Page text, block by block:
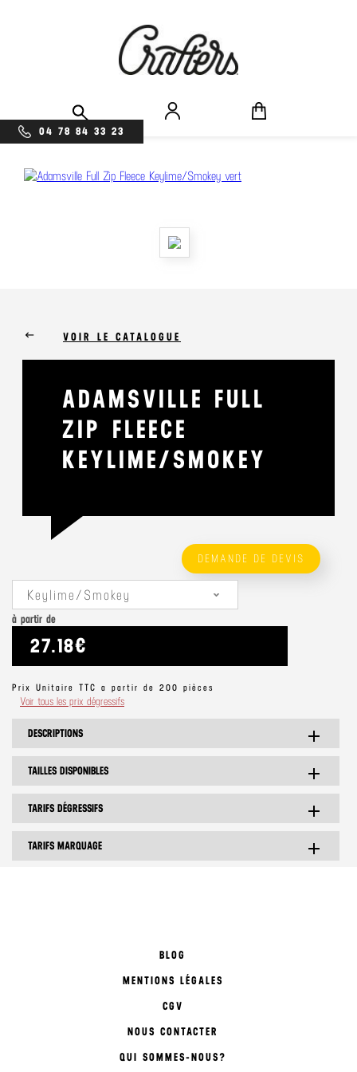
04 78 84 33 23
keyboard_backspace VOIR LE CATALOGUE
ADAMSVILLE FULL
ZIP FLEECE
KEYLIME/SMOKEY
DEMANDE DE DEVIS
Keylime/Smokey
à partir de
27.18€
Prix Unitaire TTC a partir de 200 pièces
Voir tous les prix dégressifs
DESCRIPTIONS add
TAILLES DISPONIBLES add
TARIFS DÉGRESSIFS add
TARIFS MARQUAGE add
BLOG
MENTIONS LÉGALES
CGV
NOUS CONTACTER
QUI SOMMES-NOUS?